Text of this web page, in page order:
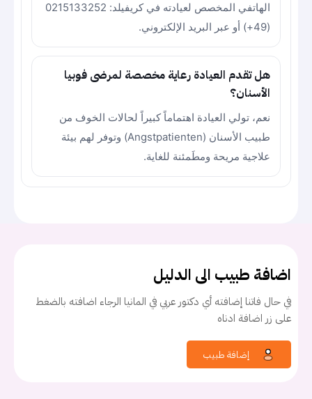
الهاتفي المخصص لعيادته في كريفيلد: 0215133252
(49+) أو عبر البريد الإلكتروني.
هل تقدم العيادة رعاية مخصصة لمرضى فوبيا
الأسنان؟
نعم، تولي العيادة اهتماماً كبيراً لحالات الخوف من
طبيب الأسنان (Angstpatienten) وتوفر لهم بيئة
علاجية مريحة ومطَمئنة للغاية.
اضافة طبيب الى الدليل
في حال فاتنا إضافته أي دكتور عربي في المانيا الرجاء اضافته بالضغط
على زر اضافة ادناه